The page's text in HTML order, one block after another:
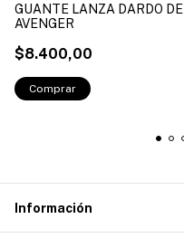
GUANTE LANZA DARDO DE
AVENGER
$8.400,00
Información